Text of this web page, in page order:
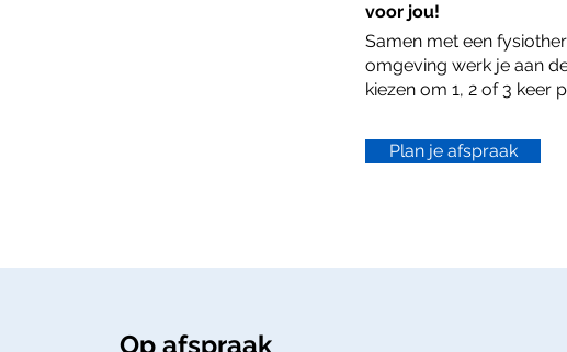
voor jou!
Samen met een
omgeving werk je aan
kiezen om 1, 2 of 3 keer
Plan je afspraak
Op afspraak